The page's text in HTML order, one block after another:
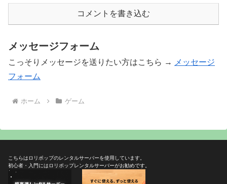
コメントを書き込む
メッセージフォーム
こっそりメッセージを送りたい方はこちら →
メッセージ
フォーム
ホーム ゲーム
こちらはロリポップのレンタルサーバーを使用しています。
初心者・入門にはロリポップレンタルサーバーがお勧めです。